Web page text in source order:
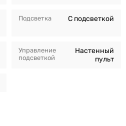
Подсветка С подсветкой
Управление
подсветкой
Настенный
пульт